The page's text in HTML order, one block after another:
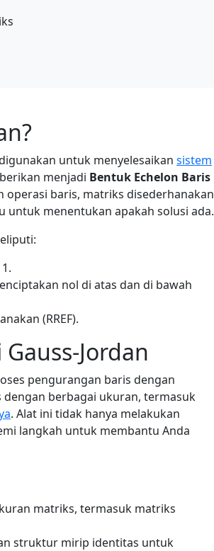
untuk menyelesaikan sistem
menjadi Bentuk Echelon Baris
operasi baris, matriks disederhanakan
menentukan apakah solusi ada.
nol di atas dan di bawah
(RREF).
Jordan
pengurangan baris dengan
berbagai ukuran, termasuk
. Alat ini tidak hanya melakukan
langkah untuk membantu Anda
matriks, termasuk matriks
struktur mirip identitas untuk